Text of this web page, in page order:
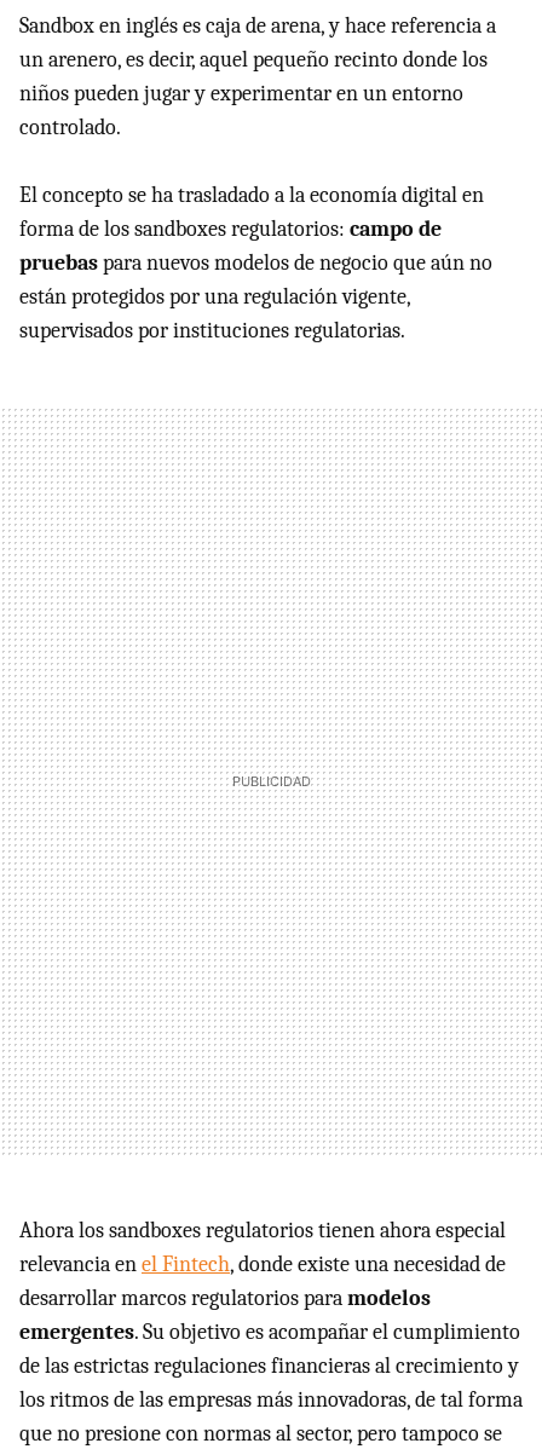
Sandbox en inglés es caja de arena, y hace referencia a
un arenero, es decir, aquel pequeño recinto donde los
niños pueden jugar y experimentar en un entorno
controlado.
El concepto se ha trasladado a la economía digital en
forma de los sandboxes regulatorios: campo de
pruebaspara nuevos modelos de negocio que aún no
están protegidos por una regulación vigente,
supervisados por instituciones regulatorias.
Ahora los sandboxes regulatorios tienen ahora especial
relevancia enel Fintech, donde existe una necesidad de
desarrollar marcos regulatorios paramodelos
emergentes. Su objetivo es acompañar el cumplimiento
de las estrictas regulaciones financieras al crecimiento y
los ritmos de las empresas más innovadoras, de tal forma
que no presione con normas al sector, pero tampoco se